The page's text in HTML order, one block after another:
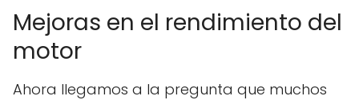
Mejoras en el rendimiento del
motor
Ahora llegamos a la pregunta que muchos